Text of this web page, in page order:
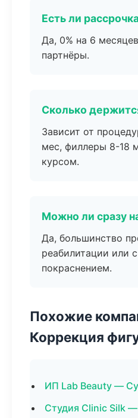
Есть ли
Да, 0% на 6
партнёры.
Сколько
Зависит от
мес, филлеры 8-18
курсом.
Можно ли сразу
Да, большинство
реабилитации или
покраснением.
Похожие
Коррекция
ИП Lab Beauty —
Студия Clinic Silk